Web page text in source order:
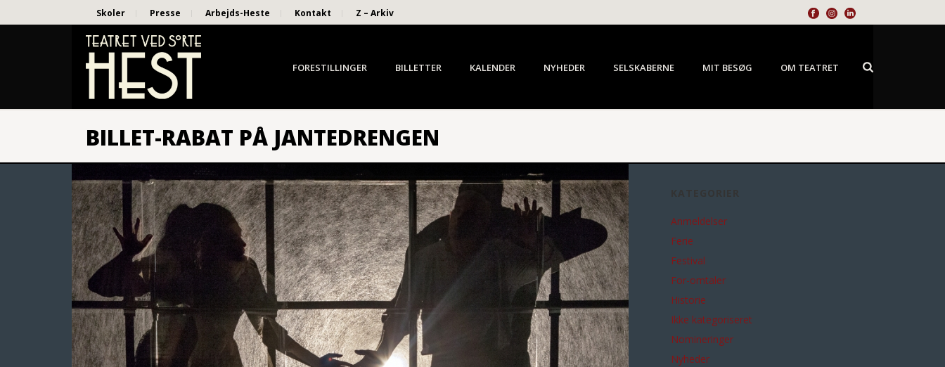
Skoler Presse Arbejds-Heste Kontakt Z – Arkiv
FORESTILLINGER BILLETTER KALENDER NYHEDER SELSKABERNE MIT BESØG OM TEATRET
BILLET-RABAT PÅ JANTEDRENGEN
Anmeldelser
Ferie
Festival
For-omtaler
Historie
Ikke kategoriseret
Nomineringer
Nyheder